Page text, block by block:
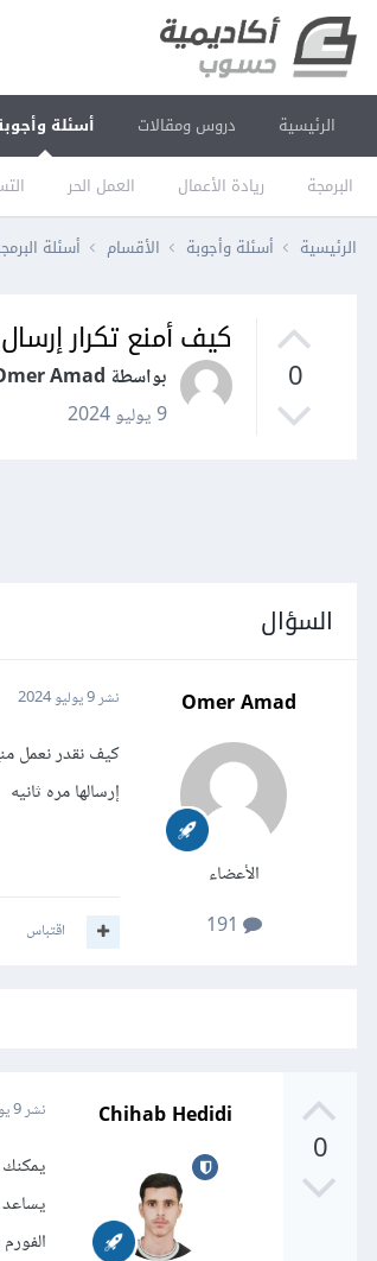
الرئيسية دروس ومقالات أسئلة
البرمجة ريادة الأعمال العمل الحر
الرئيسية أسئلة وأجوبة الأقسام أسئلة
0
كيف أمنع تكرار
بواسطة Omer Amad
9 يوليو 2024
السؤال
Omer Amad
الأعضاء
نشر9 يوليو 2024
كيف نقدر نعمل
إرسالها مره ثانيه
اقتباس
0
Chihab Hedidi نشر9 يوليو 2024